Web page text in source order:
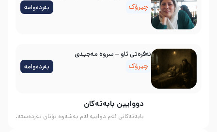
دووایین بابەتەکان
بابەتەکانی ئەم دواییە لەم بەشەوە بۆتان بەردەستە.
چیرۆک
بەردەوامە
نه‌فره‌تی ئاو – سروه‌ مه‌جیدی
چیرۆک
بەردەوامە